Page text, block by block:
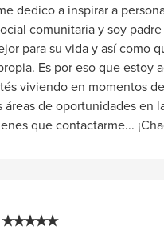
dedico a inspirar a
comunitaria y soy
para su vida y así como
Es por eso que estoy
viviendo en momentos
de oportunidades en
que contactarme...